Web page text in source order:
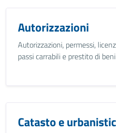
Autorizzazioni
Autorizzazioni, permessi,
passi carrabili e prestito di
Catasto e